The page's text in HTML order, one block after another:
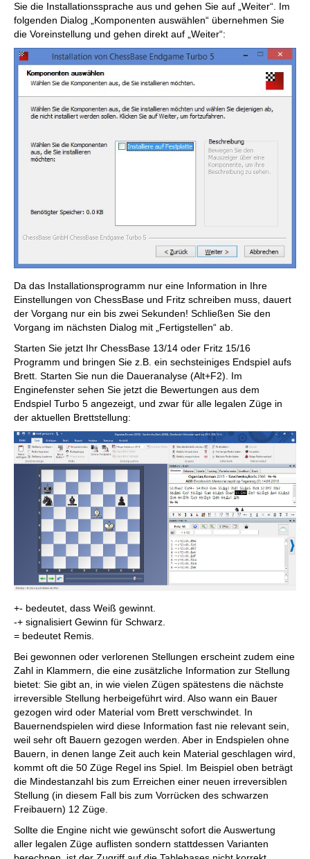
Sie die Installationssprache aus und gehen Sie auf „Weiter“. Im
folgenden Dialog „Komponenten auswählen“ übernehmen Sie
die Voreinstellung und gehen direkt auf „Weiter“:
Da das Installationsprogramm nur eine Information in Ihre
Einstellungen von ChessBase und Fritz schreiben muss, dauert
der Vorgang nur ein bis zwei Sekunden! Schließen Sie den
Vorgang im nächsten Dialog mit „Fertigstellen“ ab.
Starten Sie jetzt Ihr ChessBase 13/14 oder Fritz 15/16
Programm und bringen Sie z.B. ein sechsteiniges Endspiel aufs
Brett. Starten Sie nun die Daueranalyse (Alt+F2). Im
Enginefenster sehen Sie jetzt die Bewertungen aus dem
Endspiel Turbo 5 angezeigt, und zwar für alle legalen Züge in
der aktuellen Brettstellung:
+- bedeutet, dass Weiß gewinnt.
-+ signalisiert Gewinn für Schwarz.
= bedeutet Remis.
Bei gewonnen oder verlorenen Stellungen erscheint zudem eine
Zahl in Klammern, die eine zusätzliche Information zur Stellung
bietet: Sie gibt an, in wie vielen Zügen spätestens die nächste
irreversible Stellung herbeigeführt wird. Also wann ein Bauer
gezogen wird oder Material vom Brett verschwindet. In
Bauernendspielen wird diese Information fast nie relevant sein,
weil sehr oft Bauern gezogen werden. Aber in Endspielen ohne
Bauern, in denen lange Zeit auch kein Material geschlagen wird,
kommt oft die 50 Züge Regel ins Spiel. Im Beispiel oben beträgt
die Mindestanzahl bis zum Erreichen einer neuen irreversiblen
Stellung (in diesem Fall bis zum Vorrücken des schwarzen
Freibauern) 12 Züge.
Sollte die Engine nicht wie gewünscht sofort die Auswertung
aller legalen Züge auflisten sondern stattdessen Varianten